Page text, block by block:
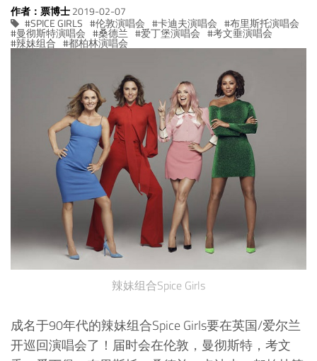
作者：票博士2019-02-07
SPICE GIRLS
伦敦演唱会 卡迪夫演唱会 布里斯托演唱会
曼彻斯特演唱会 桑德兰 爱丁堡演唱会 考文垂演唱会
辣妹组合 都柏林演唱会
辣妹组合Spice Girls
成名于90年代的辣妹组合Spice Girls要在英国/爱尔兰
开巡回演唱会了！届时会在伦敦，曼彻斯特，考文